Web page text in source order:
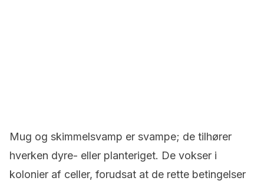
Mug og skimmelsvamp er svampe; de tilhører
hverken dyre- eller planteriget. De vokser i
kolonier af celler, forudsat at de rette betingelser